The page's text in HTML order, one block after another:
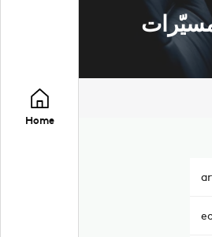
Home